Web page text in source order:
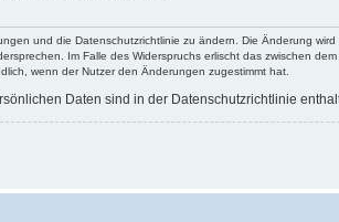
und die Datenschutzrichtlinie zu ändern. Die Änderung wird
Im Falle des Widerspruchs erlischt das zwischen
wenn der Nutzer den Änderungen zugestimmt hat.
Daten sind in der Datenschutzrichtlinie